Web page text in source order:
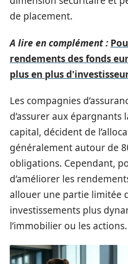
de placement.
A lire en complément :
rendements des fonds
plus en plus
Les compagnies
d’assurer aux épargnants
capital, décident de
généralement autour de
obligations. Cependant,
d’améliorer les
allouer une partie limitée
investissements plus
l’immobilier ou les actions.